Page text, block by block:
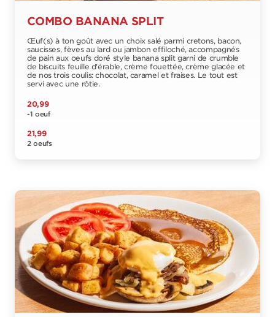
COMBO BANANA SPLIT
Œuf(s) à ton goût avec un choix salé parmi cretons, bacon,
saucisses, fèves au lard ou jambon effiloché, accompagnés
de pain aux oeufs doré style banana split garni de crumble
de biscuits feuille d'érable, crème fouettée, crème glacée et
de nos trois coulis: chocolat, caramel et fraises. Le tout est
servi avec une rôtie.
20,99
-1 oeuf
21,99
2 oeufs